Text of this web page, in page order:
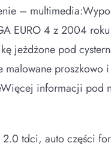
–
EURO 4 z 2004
jeżdżone pod
informacji pod
tdci, auto części